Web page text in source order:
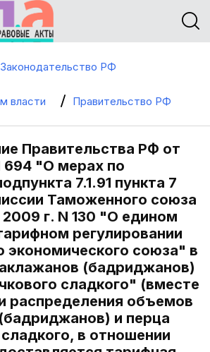
Законодательство РФ
власти Правительство РФ
Правительства РФ от
694 "О мерах по
7.1.91 пункта 7
Таможенного союза
г. N 130 "О едином
регулировании
экономического союза" в
(бадриджанов)
сладкого" (вместе
распределения объемов
и перца
в отношении